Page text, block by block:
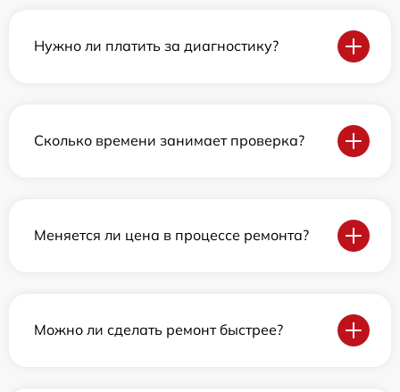
Нужно ли платить за диагностику?
Сколько времени занимает проверка?
Меняется ли цена в процессе ремонта?
Можно ли сделать ремонт быстрее?